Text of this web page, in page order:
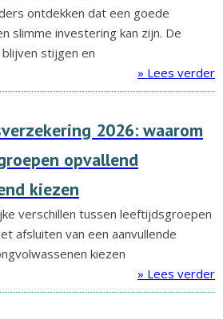
ontdekken dat een goede
slimme investering kan zijn. De
stijgen en
» Lees verder
2026: waarom
opvallend
kiezen
verschillen tussen leeftijdsgroepen
afsluiten van een aanvullende
kiezen
» Lees verder